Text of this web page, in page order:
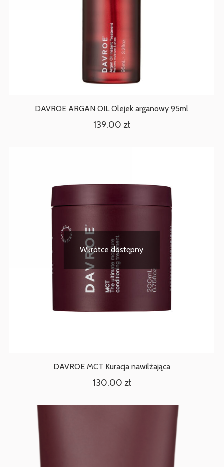
DAVROE ARGAN OIL Olejek arganowy 95ml
139.00 zł
Wkrótce dostępny
DAVROE MCT Kuracja nawilżająca
130.00 zł